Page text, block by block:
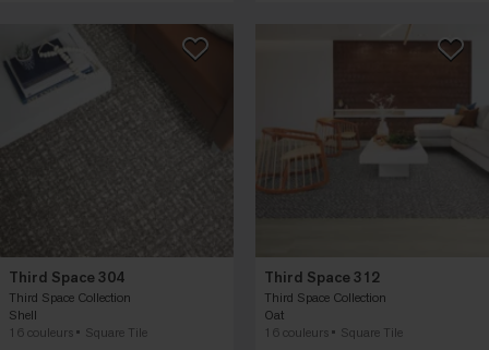
Third Space 304
Third Space Collection
Shell
16 couleurs
Square Tile
Third Space 312
Third Space Collection
Oat
16 couleurs
Square Tile